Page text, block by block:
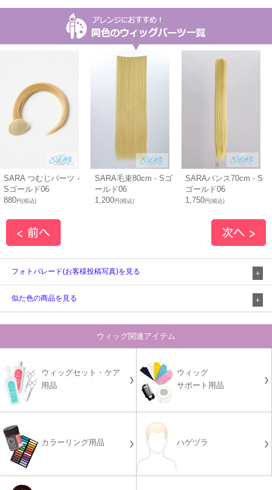
SARA つむじパーツ -
Sゴールド06
880円(税込)
SARA毛束80cm - Sゴ
ールド06
1,200円(税込)
SARAバンス70cm - S
ゴールド06
1,750円(税込)
フォトパレード(お客様投稿写真)を見る
似た色の商品を見る
ウィッグ関連アイテム
ウィッグセット・ケア
用品
ウィッグ
サポート用品
カラーリング用品 ハゲヅラ